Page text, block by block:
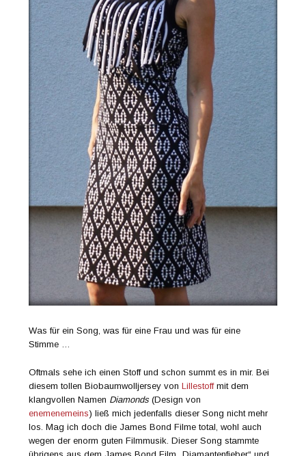
Was für ein Song, was für eine Frau und was für eine
Stimme …
Oftmals sehe ich einen Stoff und schon summt es in mir. Bei
diesem tollen Biobaumwolljersey vonLillestoffmit dem
klangvollen Namen Diamonds(Design von
enemenemeins) ließ mich jedenfalls dieser Song nicht mehr
los. Mag ich doch die James Bond Filme total, wohl auch
wegen der enorm guten Filmmusik. Dieser Song stammte